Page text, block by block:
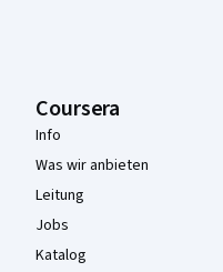
Coursera
Info
Was wir anbieten
Leitung
Jobs
Katalog